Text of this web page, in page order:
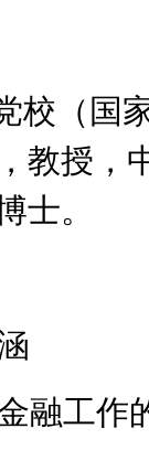
校（国
教授，
士。
融工作